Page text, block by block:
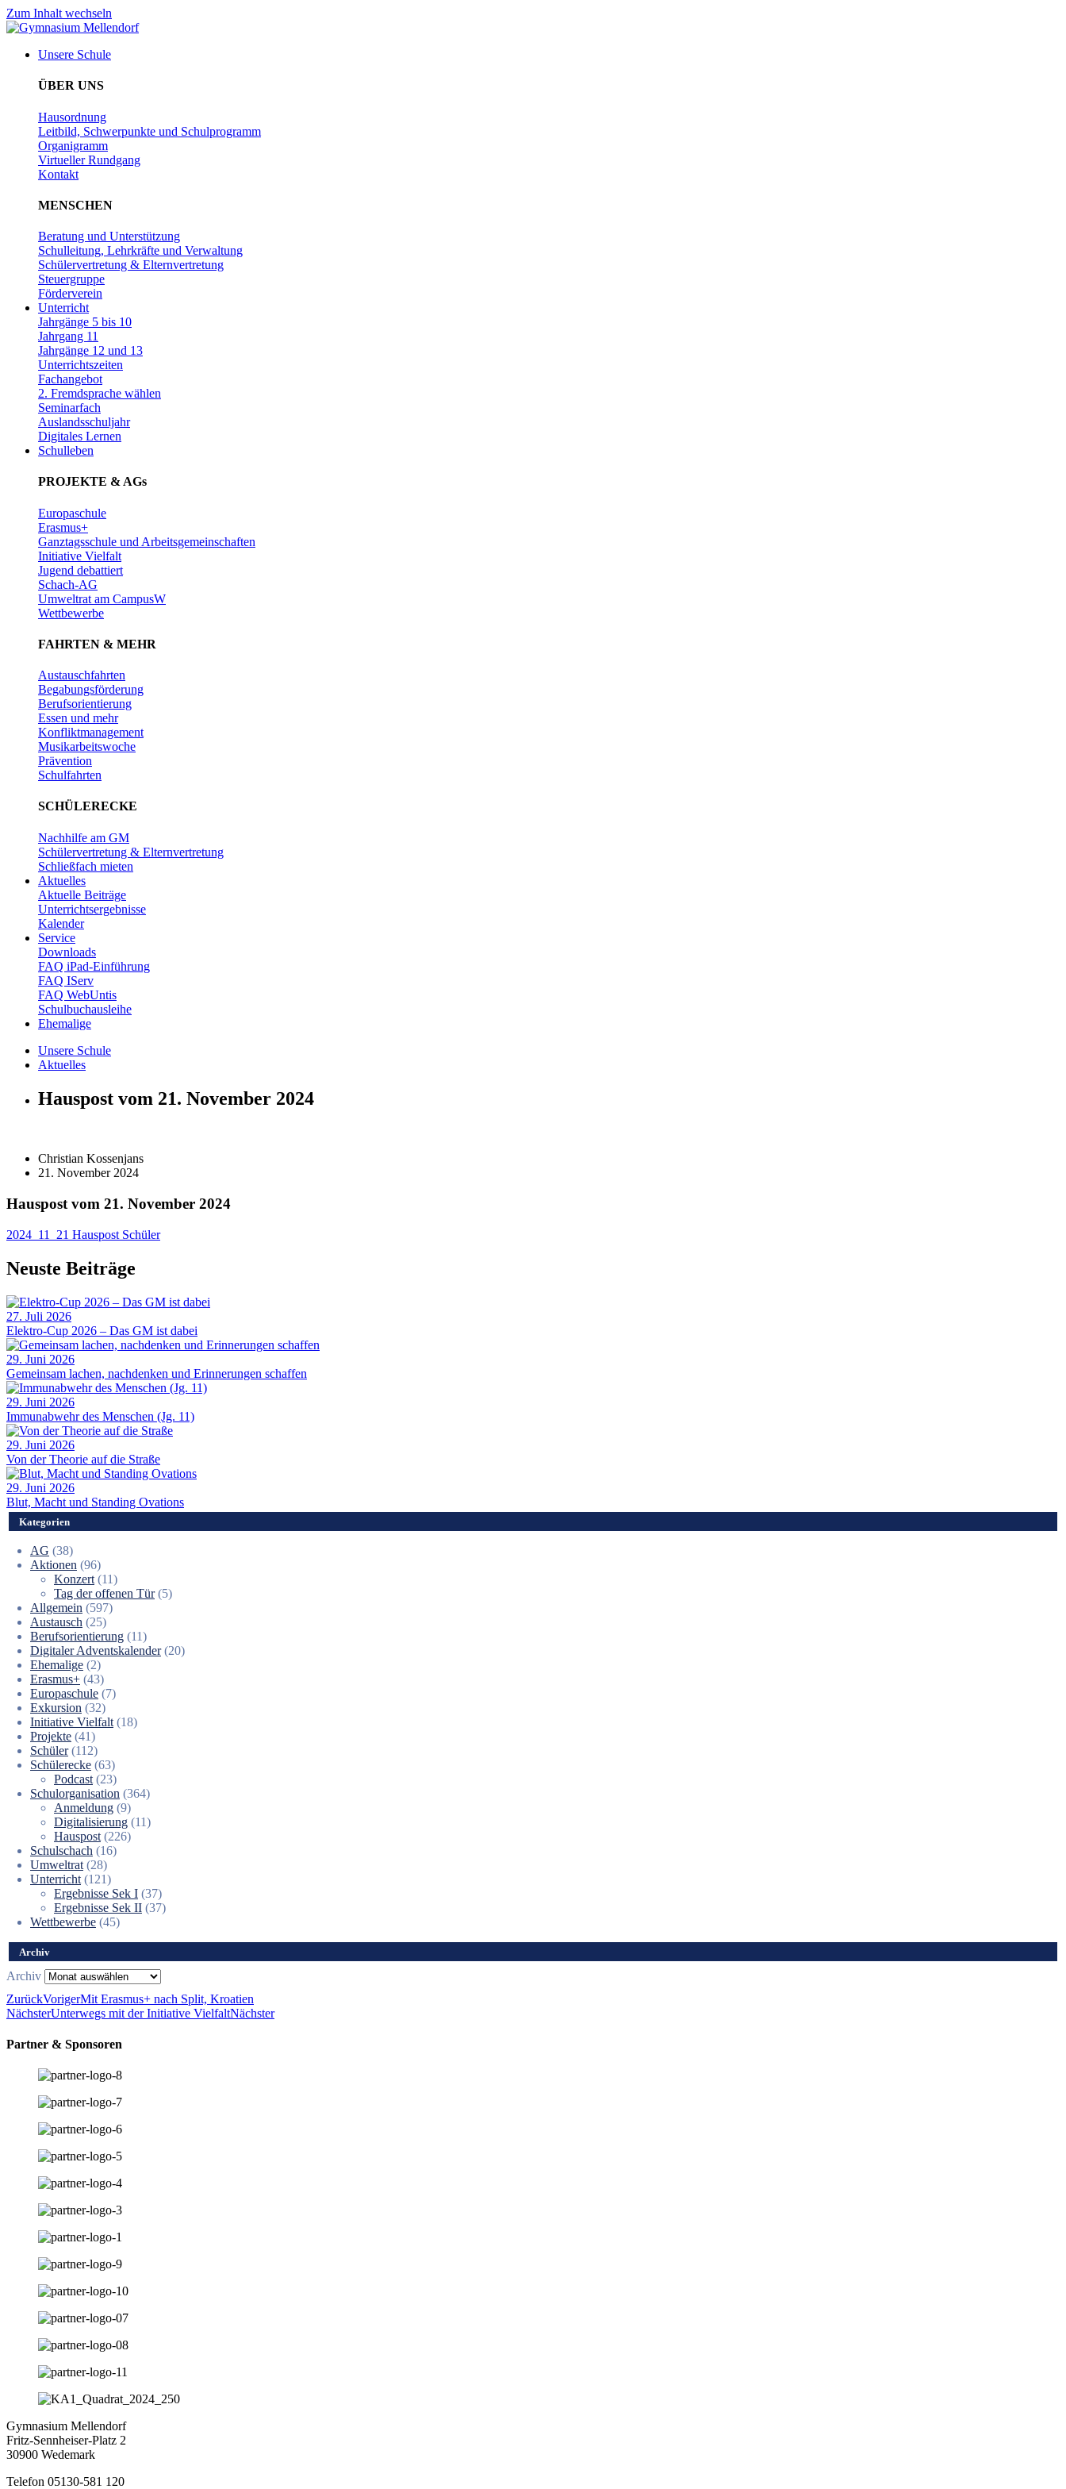
Zum Inhalt wechseln
Unsere Schule
ÜBER UNS
Hausordnung
Leitbild, Schwerpunkte und Schulprogramm
Organigramm
Virtueller Rundgang
Kontakt
MENSCHEN
Beratung und Unterstützung
Schulleitung, Lehrkräfte und Verwaltung
Schülervertretung & Elternvertretung
Steuergruppe
Förderverein
Unterricht
Jahrgänge 5 bis 10
Jahrgang 11
Jahrgänge 12 und 13
Unterrichtszeiten
Fachangebot
2. Fremdsprache wählen
Seminarfach
Auslandsschuljahr
Digitales Lernen
Schulleben
PROJEKTE & AGs
Europaschule
Erasmus+
Ganztagsschule und Arbeitsgemeinschaften
Initiative Vielfalt
Jugend debattiert
Schach-AG
Umweltrat am CampusW
Wettbewerbe
FAHRTEN & MEHR
Austauschfahrten
Begabungsförderung
Berufsorientierung
Essen und mehr
Konfliktmanagement
Musikarbeitswoche
Prävention
Schulfahrten
SCHÜLERECKE
Nachhilfe am GM
Schülervertretung & Elternvertretung
Schließfach mieten
Aktuelles
Aktuelle Beiträge
Unterrichtsergebnisse
Kalender
Service
Downloads
FAQ iPad-Einführung
FAQ IServ
FAQ WebUntis
Schulbuchausleihe
Ehemalige
Unsere Schule
Aktuelles
Hauspost vom 21. November 2024
Christian Kossenjans
21. November 2024
Hauspost vom 21. November 2024
2024_11_21 Hauspost Schüler
Neuste Beiträge
27. Juli 2026
Elektro-Cup 2026 – Das GM ist dabei
29. Juni 2026
Gemeinsam lachen, nachdenken und Erinnerungen schaffen
29. Juni 2026
Immunabwehr des Menschen (Jg. 11)
29. Juni 2026
Von der Theorie auf die Straße
29. Juni 2026
Blut, Macht und Standing Ovations
Kategorien
AG (38)
Aktionen (96)
Konzert (11)
Tag der offenen Tür(5)
Allgemein (597)
Austausch (25)
Berufsorientierung (11)
Digitaler Adventskalender(20)
Ehemalige (2)
Erasmus+ (43)
Europaschule (7)
Exkursion (32)
Initiative Vielfalt (18)
Projekte (41)
Schüler(112)
Schülerecke (63)
Podcast (23)
Schulorganisation (364)
Anmeldung (9)
Digitalisierung (11)
Hauspost (226)
Schulschach (16)
Umweltrat (28)
Unterricht (121)
Ergebnisse Sek I (37)
Ergebnisse Sek II (37)
Wettbewerbe (45)
Archiv
Archiv
ZurückVorigerMit Erasmus+ nach Split, Kroatien
NächsterUnterwegs mit der Initiative VielfaltNächster
Partner & Sponsoren
Gymnasium Mellendorf
Fritz-Sennheiser-Platz 2
30900 Wedemark
Telefon 05130-581 120